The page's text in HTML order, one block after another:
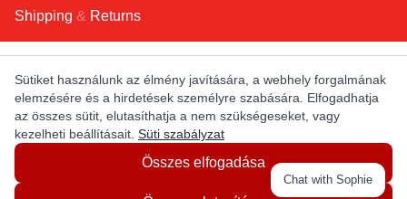
Shipping & Returns
KEEP IN TOUCH!
Email Address
CANADA
Sütiket használunk az élmény javítására, a webhely forgalmának
elemzésére és a hirdetések személyre szabására. Elfogadhatja
az összes sütit, elutasíthatja a nem szükségeseket, vagy
kezelheti beállításait. Süti szabályzat
Összes elfogadása
Chat with Sophie